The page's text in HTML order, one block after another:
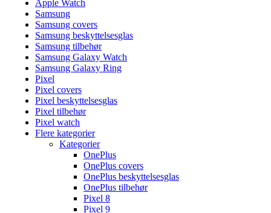
Apple Watch
Samsung
Samsung covers
Samsung beskyttelsesglas
Samsung tilbehør
Samsung Galaxy Watch
Samsung Galaxy Ring
Pixel
Pixel covers
Pixel beskyttelsesglas
Pixel tilbehør
Pixel watch
Flere kategorier
Kategorier
OnePlus
OnePlus covers
OnePlus beskyttelsesglas
OnePlus tilbehør
Pixel 8
Pixel 9